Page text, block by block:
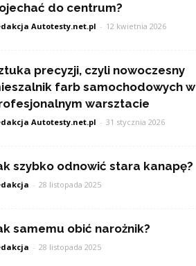
do centrum?
Autotesty.net.pl - 12 kwietnia 2026
precyzji, czyli nowoczesny
farb samochodowych w
warsztacie
Autotesty.net.pl - 31 stycznia 2026
szybko odnowić stara kanapę?
- 28 listopada 2025
samemu obić narożnik?
- 28 listopada 2025